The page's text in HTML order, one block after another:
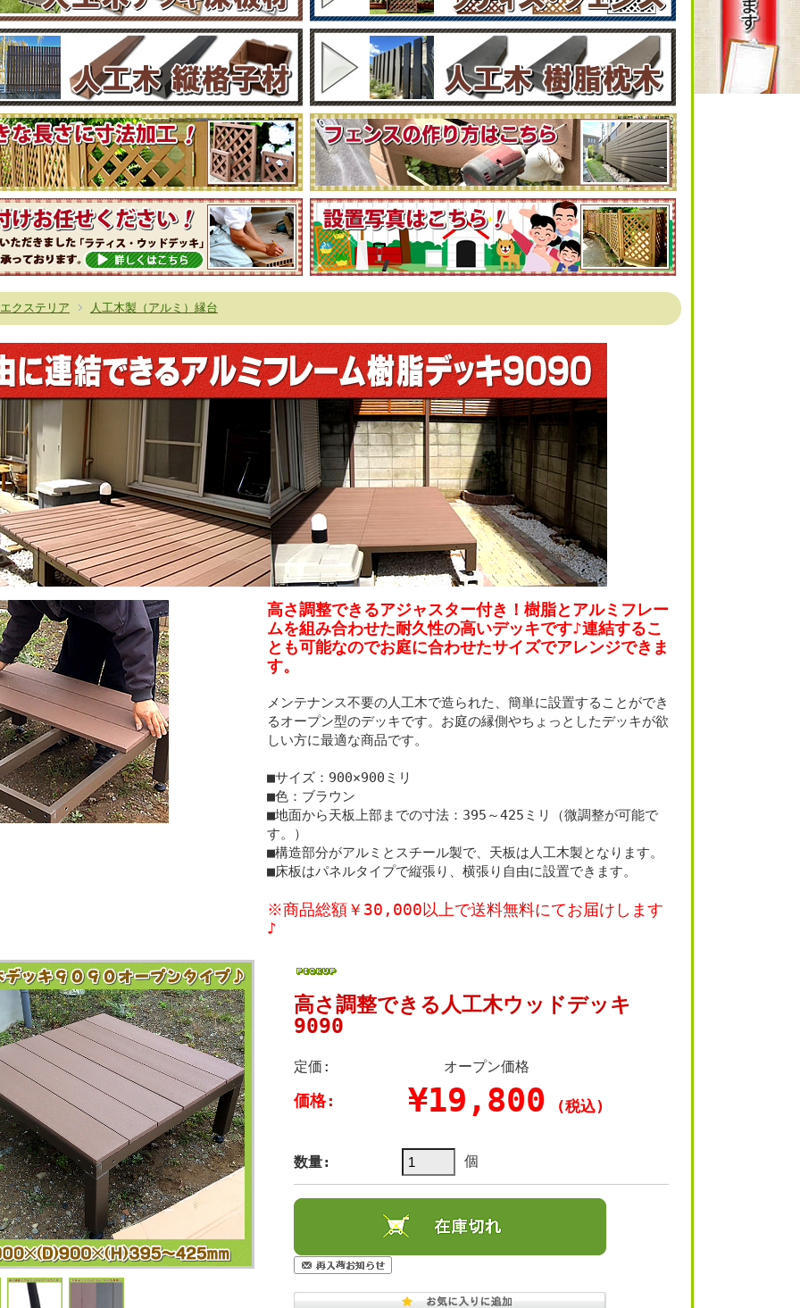
エクステリア 人工木製（アルミ）縁台
高さ調整できるアジャスター付き！樹脂とアルミフレー
ムを組み合わせた耐久性の高いデッキです♪連結するこ
とも可能なのでお庭に合わせたサイズでアレンジできま
す。
メンテナンス不要の人工木で造られた、簡単に設置することができ
るオープン型のデッキです。お庭の縁側やちょっとしたデッキが欲
しい方に最適な商品です。
■サイズ：900×900ミリ
■色：ブラウン
■地面から天板上部までの寸法：395～425ミリ（微調整が可能で
す。）
■構造部分がアルミとスチール製で、天板は人工木製となります。
■床板はパネルタイプで縦張り、横張り自由に設置できます。
※商品総額￥30,000以上で送料無料にてお届けします
♪
高さ調整できる人工木ウッドデッキ
9090
定価: オープン価格
価格: ¥19,800 (税込)
数量: 個